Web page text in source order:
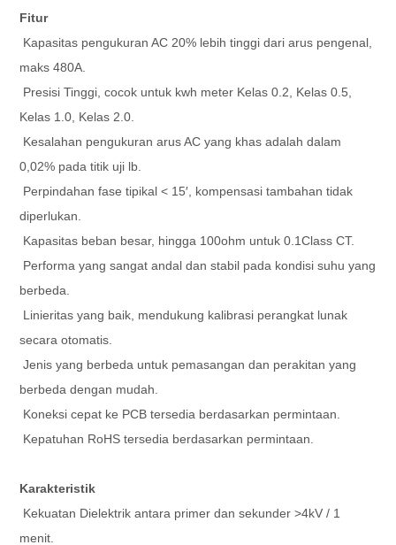
Fitur
Kapasitas pengukuran AC 20% lebih tinggi dari arus pengenal,
maks 480A.
Presisi Tinggi, cocok untuk kwh meter Kelas 0.2, Kelas 0.5,
Kelas 1.0, Kelas 2.0.
Kesalahan pengukuran arus AC yang khas adalah dalam
0,02% pada titik uji lb.
Perpindahan fase tipikal < 15′, kompensasi tambahan tidak
diperlukan.
Kapasitas beban besar, hingga 100ohm untuk 0.1Class CT.
Performa yang sangat andal dan stabil pada kondisi suhu yang
berbeda.
Linieritas yang baik, mendukung kalibrasi perangkat lunak
secara otomatis.
Jenis yang berbeda untuk pemasangan dan perakitan yang
berbeda dengan mudah.
Koneksi cepat ke PCB tersedia berdasarkan permintaan.
Kepatuhan RoHS tersedia berdasarkan permintaan.
Karakteristik
Kekuatan Dielektrik antara primer dan sekunder >4kV / 1
menit.